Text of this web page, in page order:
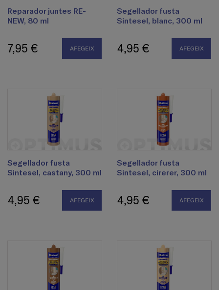
Reparador juntes RE-
NEW, 80 ml
7,95 € AFEGEIX
Segellador fusta
Sintesel, blanc, 300 ml
4,95 € AFEGEIX
Segellador fusta
Sintesel, castany, 300 ml
4,95 € AFEGEIX
Segellador fusta
Sintesel, cirerer, 300 ml
4,95 € AFEGEIX